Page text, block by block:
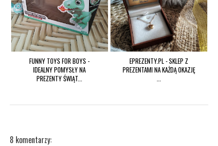
FUNNY TOYS FOR BOYS -
IDEALNY POMYSŁY NA
PREZENTY ŚWIĄT...
EPREZENTY.PL - SKLEP Z
PREZENTAMI NA KAŻDĄ OKAZJĘ
...
8 komentarzy: